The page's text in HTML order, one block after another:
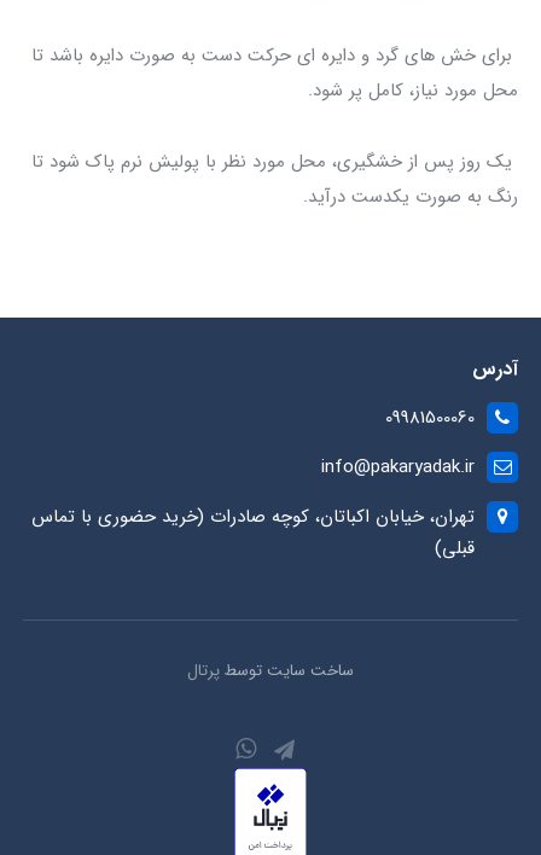
برای خش های گرد و دایره ای حرکت دست به صورت دایره باشد تا
محل مورد نیاز، کامل پر شود.
یک روز پس از خشگیری، محل مورد نظر با پولیش نرم پاک شود تا
رنگ به صورت یکدست درآید.
آدرس
09981500060
info@pakaryadak.ir
تهران، خیابان اکباتان، کوچه صادرات (خرید حضوری با تماس
قبلی)
ساخت سایت توسطپرتال